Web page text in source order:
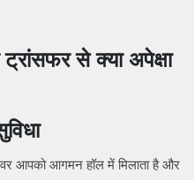
ट्रांसफर से क्या अपेक्षा
आपको आगमन हॉल में मिलाता है और